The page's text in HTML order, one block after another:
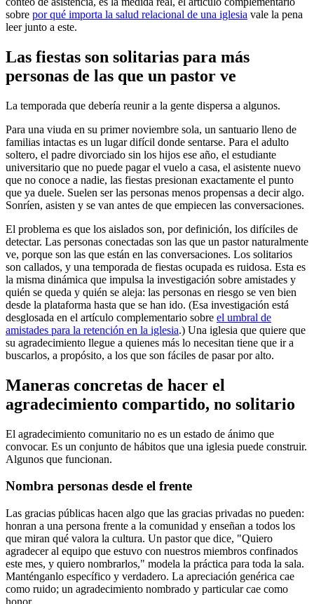
sobre por qué importa la salud relacional de una iglesia vale la pena
leer junto a este.
Las fiestas son solitarias para más
personas de las que un pastor ve
La temporada que debería reunir a la gente dispersa a algunos.
Para una viuda en su primer noviembre sola, un santuario lleno de
familias intactas es un lugar difícil donde sentarse. Para el adulto
soltero, el padre divorciado sin los hijos ese año, el estudiante
universitario que no puede pagar el vuelo a casa, el asistente nuevo
que no conoce a nadie, las fiestas presionan exactamente el punto
que ya duele. Suelen ser las personas menos propensas a decir algo.
Sonríen, asisten y se van antes de que empiecen las conversaciones.
El problema es que los aislados son, por definición, los difíciles de
detectar. Las personas conectadas son las que un pastor naturalmente
ve, porque son las que están en las conversaciones. Los solitarios
son callados, y una temporada de fiestas ocupada es ruidosa. Esta es
la misma dinámica que impulsa la investigación sobre amistades y
quién se queda y quién se aleja: las personas en riesgo se ven bien
desde la plataforma hasta que se han ido. (Esa investigación está
desglosada en el artículo complementario sobre el umbral de
amistades para la retención en la iglesia.) Una iglesia que quiere que
su agradecimiento llegue a quienes más lo necesitan tiene que ir a
buscarlos, a propósito, a los que son fáciles de pasar por alto.
Maneras concretas de hacer el
agradecimiento compartido, no solitario
El agradecimiento comunitario no es un estado de ánimo que
convocar. Es un conjunto de hábitos que una iglesia puede construir.
Algunos que funcionan.
Nombra personas desde el frente
Las gracias públicas hacen algo que las gracias privadas no pueden:
honran a una persona frente a la comunidad y enseñan a todos los
que miran qué valora la cultura. Un pastor que dice, "Quiero
agradecer al equipo que estuvo con nuestros miembros confinados
este mes, y quiero nombrarlos," modela la práctica para toda la sala.
Manténganlo específico y verdadero. La apreciación genérica cae
como ruido; un agradecimiento nombrado y particular cae como
honor.